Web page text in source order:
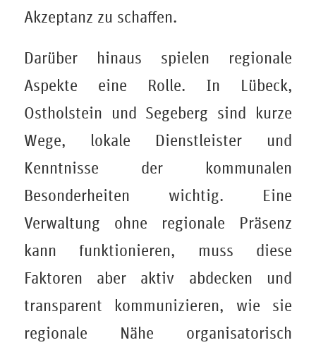
Akzeptanz zu schaffen.
Darüber hinaus spielen regionale
Aspekte eine Rolle. In Lübeck,
Ostholstein und Segeberg sind kurze
Wege, lokale Dienstleister und
Kenntnisse der kommunalen
Besonderheiten wichtig. Eine
Verwaltung ohne regionale Präsenz
kann funktionieren, muss diese
Faktoren aber aktiv abdecken und
transparent kommunizieren, wie sie
regionale Nähe organisatorisch